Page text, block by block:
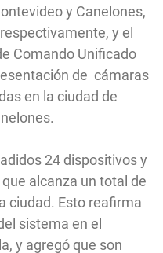
y Canelones,
y el
Comando Unificado
de cámaras
en la ciudad de
24 dispositivos y
alcanza un total de
ciudad. Esto reafirma
sistema en el
y agregó que son